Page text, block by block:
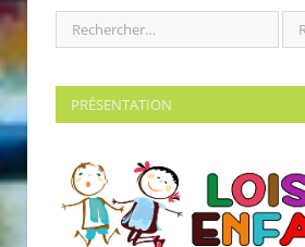
PRÉSENTATION